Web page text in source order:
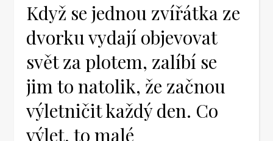
Když se jednou zvířátka ze
dvorku vydají objevovat
svět za plotem, zalíbí se
jim to natolik, že začnou
výletničit každý den. Co
výlet, to malé